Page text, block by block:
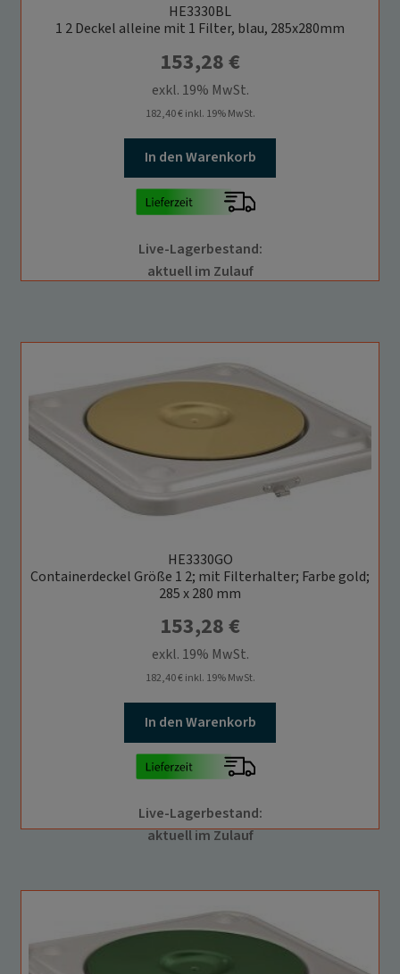
HE3330BL
1 2 Deckel alleine mit 1 Filter, blau, 285x280mm
153,28€
exkl. 19% MwSt.
182,40€inkl. 19% MwSt.
In den Warenkorb
Live-Lagerbestand:
aktuell im Zulauf
HE3330GO
Containerdeckel Größe 1 2; mit Filterhalter; Farbe gold;
285 x 280 mm
153,28€
exkl. 19% MwSt.
182,40€inkl. 19% MwSt.
In den Warenkorb
Live-Lagerbestand:
aktuell im Zulauf